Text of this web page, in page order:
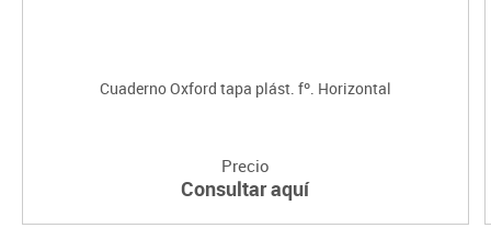
Cuaderno Oxford tapa plást. fº. Horizontal
Precio
Consultar aquí